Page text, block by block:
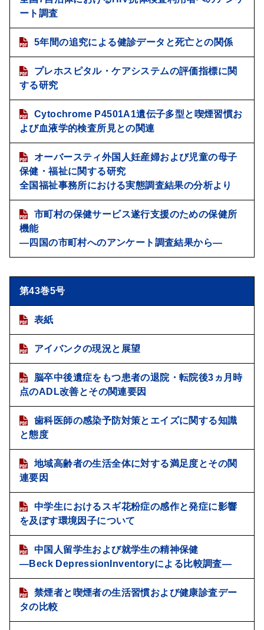
ート調査
5年間の追究による健診データと死亡との関係
プレホスピタル・ケアシステムの評価指標に関
する研究
Cytochrome P4501A1遺伝子多型と喫煙習慣お
よび血液学的検査所見との関連
オーバースティ外国人妊産婦および児童の母子
保健・福祉に関する研究
全国福祉事務所における実態調査結果の分析より
市町村の保健サービス遂行支援のための保健所
機能
―四国の市町村へのアンケート調査結果から―
第43巻5号
表紙
アイバンクの現況と展望
脳卒中後遺症をもつ患者の退院・転院後3ヵ月時
点のADL改善とその関連要因
歯科医師の感染予防対策とエイズに関する知識
と態度
地域高齢者の生活全体に対する満足度とその関
連要因
中学生におけるスギ花粉症の感作と発症に影響
を及ぼす環境因子について
中国人留学生および就学生の精神保健
―Beck DepressionInventoryによる比較調査―
禁煙者と喫煙者の生活習慣および健康診査デー
タの比較